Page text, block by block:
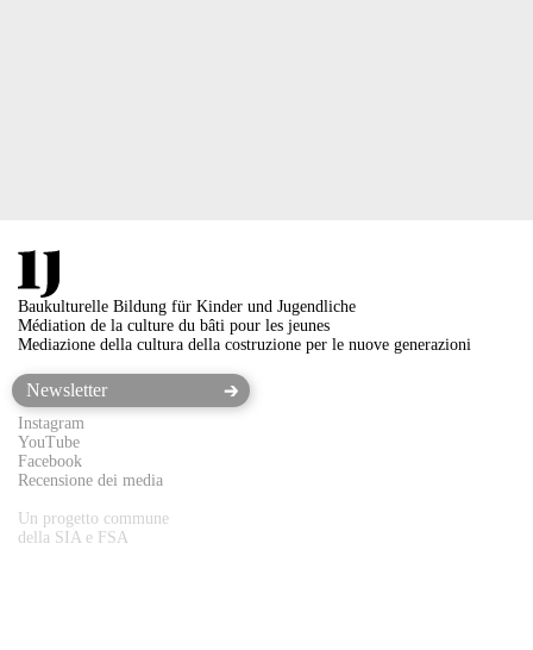
Baukulturelle Bildung für Kinder und Jugendliche
Médiation de la culture du bâti pour les jeunes
Mediazione della cultura della costruzione per le nuove generazioni
Instagram
YouTube
Facebook
Recensione dei media
Un progetto commune
della SIA e FSA